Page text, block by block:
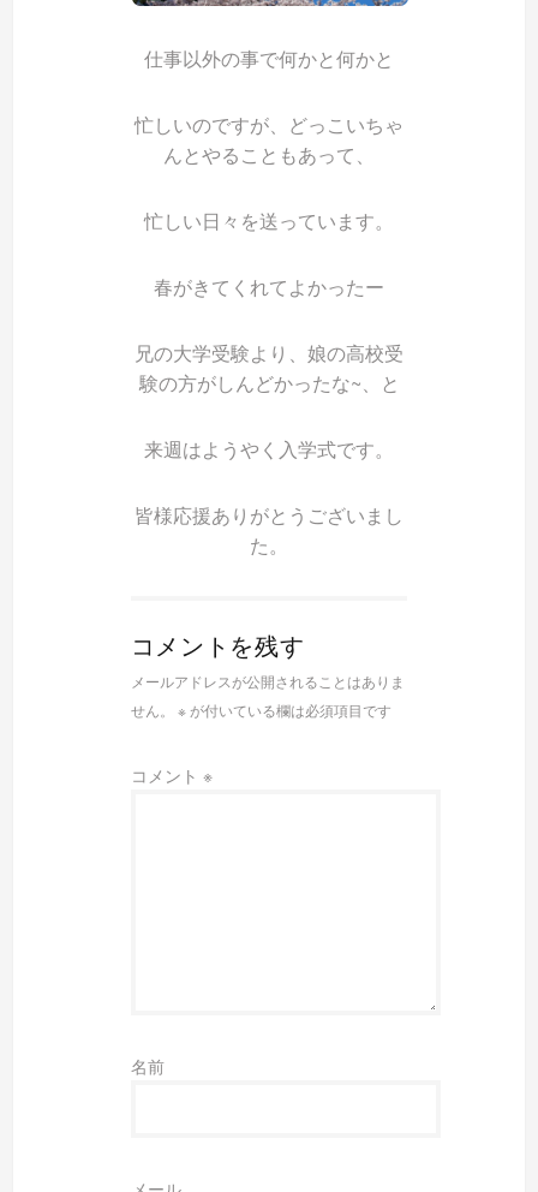
仕事以外の事で何かと何かと
忙しいのですが、どっこいちゃ
んとやることもあって、
忙しい日々を送っています。
春がきてくれてよかったー
兄の大学受験より、娘の高校受
験の方がしんどかったな~、と
来週はようやく入学式です。
皆様応援ありがとうございまし
た。
コメントを残す
メールアドレスが公開されることはありま
せん。
※が付いている欄は必須項目です
コメント ※
名前